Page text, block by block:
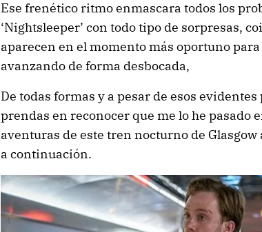
Ese frenético ritmo enmascara todos los
‘Nightsleeper’ con todo tipo de sorpresas,
aparecen en el momento más oportuno
avanzando de forma desbocada,
De todas formas y a pesar de esos
prendas en reconocer que me lo he pasado
aventuras de este tren nocturno de
a continuación.